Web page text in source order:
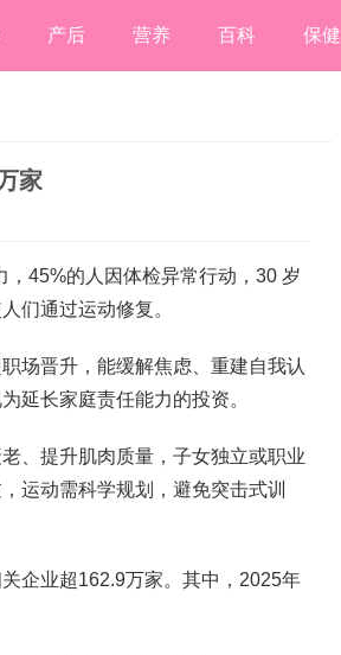
产后 营养 百科 保健
家
45%的人因体检异常行动，30 岁
们通过运动修复。
场晋升，能缓解焦虑、重建自我认
延长家庭责任能力的投资。
、提升肌肉质量，子女独立或职业
运动需科学规划，避免突击式训
企业超162.9万家。其中，2025年